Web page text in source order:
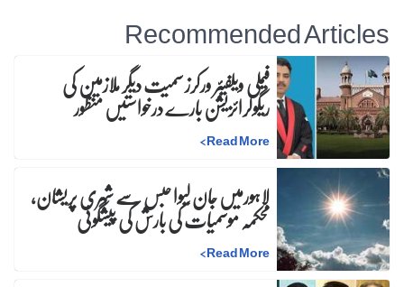
Recommended Articles
فیملی ویلفیئر ورکرز سمیت دیگر ملازمین کی
ریگولرائزیشن بارے درخواستیں منظور
Read More
>
لاہورمیں جان لیوا حبس سے شہری پریشان،
محکمہ موسمیات کی بارش کی پیشگوئی
Read More
>